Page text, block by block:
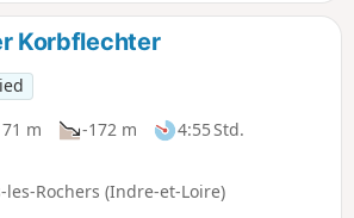
Korbflechter
m -172 m
4:55 Std.
Rochers (Indre-et-Loire)